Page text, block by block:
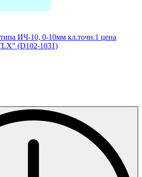
ИЧ-10, 0-10мм кл.точн.1 цена
(D102-1031)